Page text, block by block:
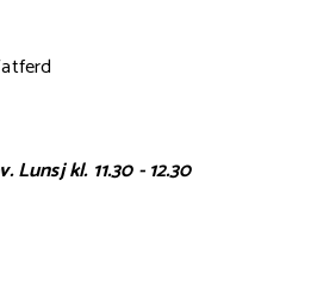
kl. 11.30 - 12.30